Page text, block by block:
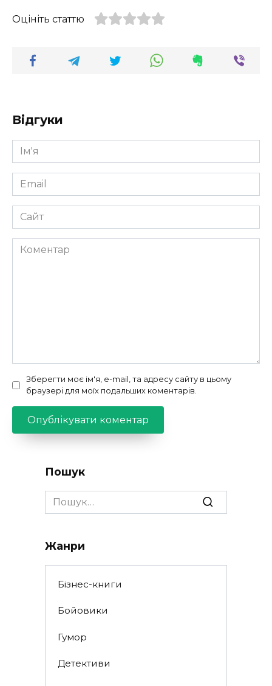
Оцініть статтю
Відгуки
Ім'я
*
Email
*
Сайт
Коментар
Зберегти моє ім'я, e-mail, та адресу сайту в цьому
браузері для моїх подальших коментарів.
Пошук
Search
for:
Жанри
Бізнес-книги
Бойовики
Гумор
Детективи